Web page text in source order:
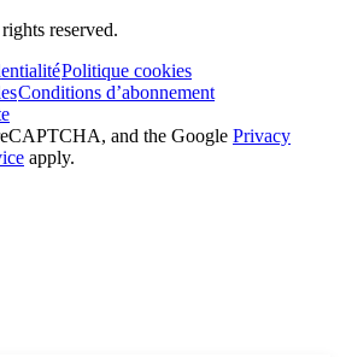
reserved.
Politique cookies
Conditions d’abonnement
and the Google Privacy
apply.